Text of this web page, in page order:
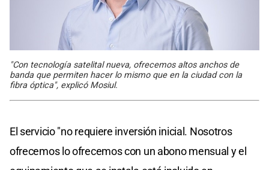
"Con tecnología satelital nueva, ofrecemos altos anchos de
banda que permiten hacer lo mismo que en la ciudad con la
fibra óptica", explicó Mosiul.
El servicio "no requiere inversión inicial. Nosotros
ofrecemos lo ofrecemos con un abono mensual y el